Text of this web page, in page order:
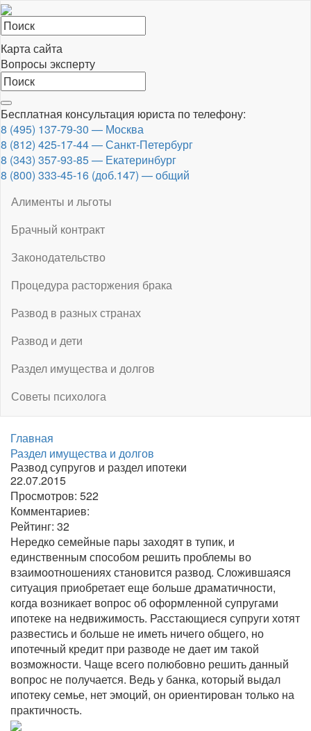
Карта сайта
Вопросы эксперту
Toggle
navigation
Бесплатная консультация юриста по телефону:
8 (495) 137-79-30 — Москва
8 (812) 425-17-44 — Санкт-Петербург
8 (343) 357-93-85 — Екатеринбург
8 (800) 333-45-16 (доб.147) — общий
Алименты и льготы
Брачный контракт
Законодательство
Процедура расторжения брака
Развод в разных странах
Развод и дети
Раздел имущества и долгов
Советы психолога
Главная
Раздел имущества и долгов
Развод супругов и раздел ипотеки
22.07.2015
Просмотров: 522
Комментариев:
Рейтинг: 32
Нередко семейные пары заходят в тупик, и
единственным способом решить проблемы во
взаимоотношениях становится развод. Сложившаяся
ситуация приобретает еще больше драматичности,
когда возникает вопрос об оформленной супругами
ипотеке на недвижимость. Расстающиеся супруги хотят
развестись и больше не иметь ничего общего, но
ипотечный кредит при разводе не дает им такой
возможности. Чаще всего полюбовно решить данный
вопрос не получается. Ведь у банка, который выдал
ипотеку семье, нет эмоций, он ориентирован только на
практичность.